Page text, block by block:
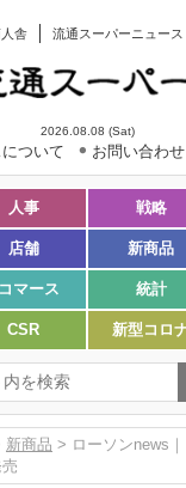
舎 流通スーパーニュース
2026.08.08 (Sat)
ついて お問い合わせ
人事 戦略
店舗 新商品
マース 統計
CSR 新型コロ
新商品 > ローソンnews